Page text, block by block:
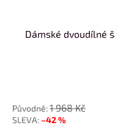
Dámské dvoudílné
1 968 Kč
–42 %